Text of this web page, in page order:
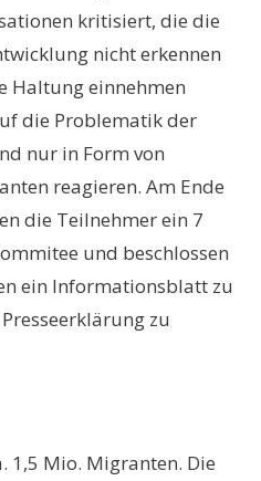
kritisiert, die die
nicht erkennen
Haltung einnehmen
die Problematik der
nur in Form von
reagieren. Am Ende
die Teilnehmer ein 7
und beschlossen
ein Informationsblatt zu
zu
1,5 Mio. Migranten. Die